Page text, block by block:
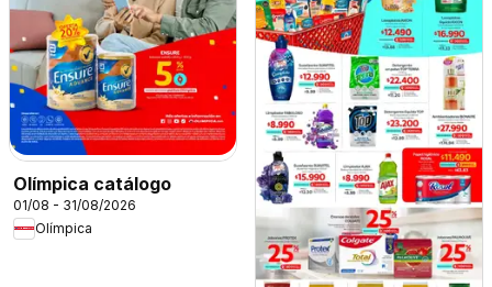
Olímpica catálogo
01/08 - 31/08/2026
Olímpica